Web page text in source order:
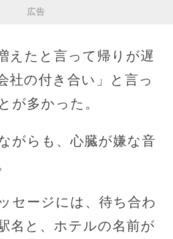
広告
えたと言って帰りが遅
社の付き合い」と言っ
が多かった。
がらも、心臓が嫌な音
セージには、待ち合わ
名と、ホテルの名前が